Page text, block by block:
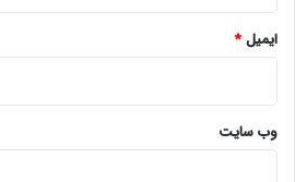
ایمیل*
وب‌ سایت